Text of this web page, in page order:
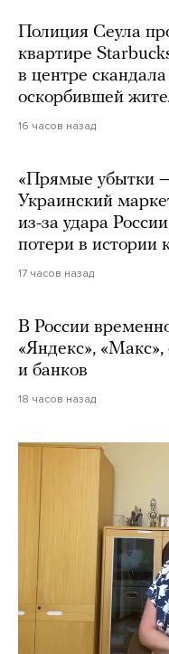
Полиция Сеула
квартире
в центре
оскорбившей
16 часов назад
«Прямые убытки
Украинский
из-за удара
потери в истории
17 часов назад
В России
«Яндекс»,
и банков
18 часов назад